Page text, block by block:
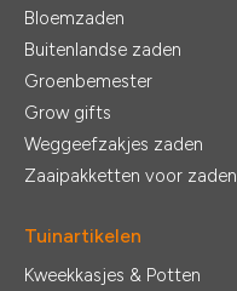
Bloemzaden
Buitenlandse zaden
Groenbemester
Grow gifts
Weggeefzakjes zaden
Zaaipakketten voor zaden
Tuinartikelen
Kweekkasjes & Potten